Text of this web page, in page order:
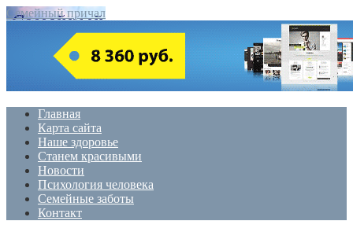
Семейный причал
Главная
Карта сайта
Наше здоровье
Станем красивыми
Новости
Психология человека
Семейные заботы
Контакт